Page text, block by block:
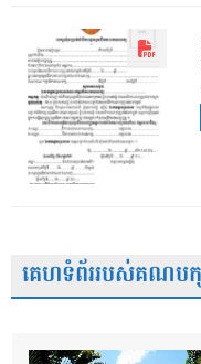
គេហទំព័ររបស់គណបក្ស